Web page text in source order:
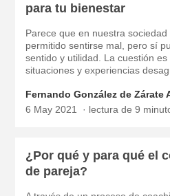
para tu bienestar
Parece que en nuestra sociedad
permitido sentirse mal, pero sí
sentido y utilidad. La cuestión
situaciones y experiencias
Fernando González de Zárate
6 May 2021
lectura de 9
¿Por qué y para qué el
de pareja?